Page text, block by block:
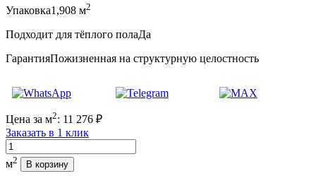
Упаковка1,908 м2
Подходит для тёплого полаДа
ГарантияПожизненная на структурную целостность
Цена за м2: 11 276 ₽
Заказать в 1 клик
Количество
м2 В корзину